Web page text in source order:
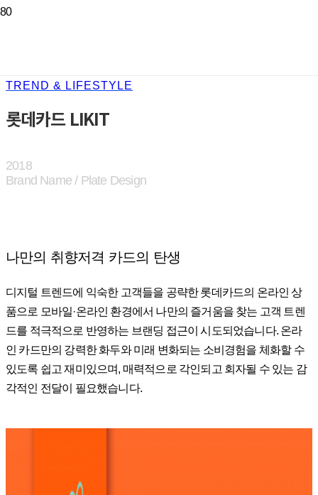
TREND & LIFESTYLE
롯데카드 LIKIT
2018
Brand Name / Plate Design
나만의 취향저격 카드의 탄생
디지털 트렌드에 익숙한 고객들을 공략한 롯데카드의 온라인 상
품으로 모바일·온라인 환경에서 나만의 즐거움을 찾는 고객 트렌
드를 적극적으로 반영하는 브랜딩 접근이 시도되었습니다. 온라
인 카드만의 강력한 화두와 미래 변화되는 소비경험을 체화할 수
있도록 쉽고 재미있으며, 매력적으로 각인되고 회자될 수 있는 감
각적인 전달이 필요했습니다.